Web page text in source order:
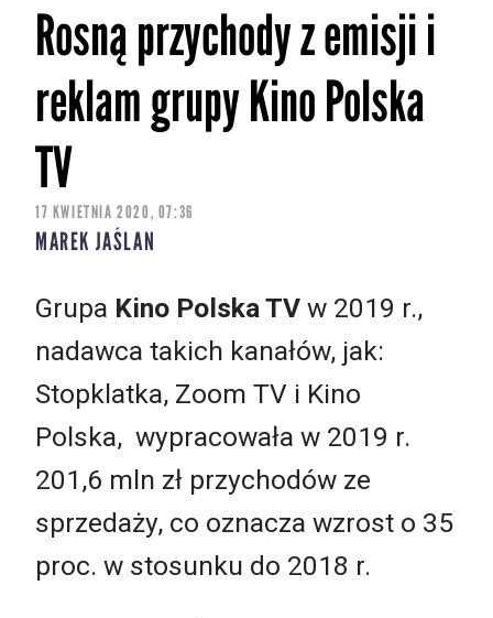
Rosną przychody z emisji i
reklam grupy Kino Polska
TV
17 KWIETNIA 2020, 07:36
MAREK JAŚLAN
Grupa Kino Polska TV w 2019 r.,
nadawca takich kanałów, jak:
Stopklatka, Zoom TV i Kino
Polska, wypracowała w 2019 r.
201,6 mln zł przychodów ze
sprzedaży, co oznacza wzrost o 35
proc. w stosunku do 2018 r.